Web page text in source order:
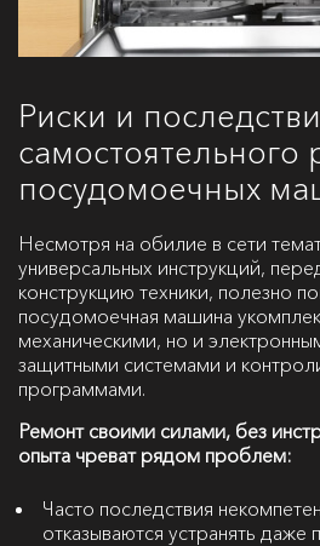
Риски и
самостоятельного
посудомоечных
Несмотря на обилие в сети
универсальных инструкций,
конструкцию техники, полезно
посудомоечная машина
механическими, но и
защитными системами и
программами.
Ремонт своими силами, без
опыта чреват рядом проблем:
Часто последствия
отказываются устранять даже